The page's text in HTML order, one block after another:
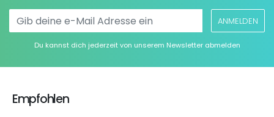
ANMELDEN
Du kannst dich jederzeit von unserem Newsletter abmelden
Empfohlen